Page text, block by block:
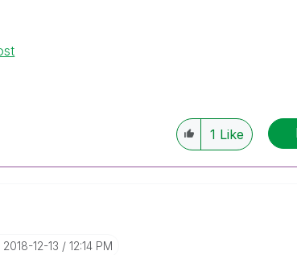
1 Like
‎2018-12-13 12:14 PM